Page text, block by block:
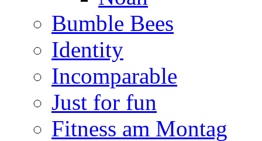
Bumble Bees
Identity
Incomparable
Just for fun
Fitness am Montag